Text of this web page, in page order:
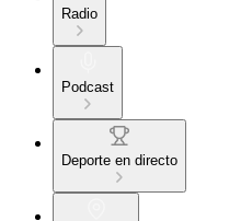
Radio
Podcast
Deporte en directo